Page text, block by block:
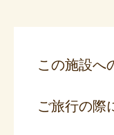
この施設へ
ご旅行の際